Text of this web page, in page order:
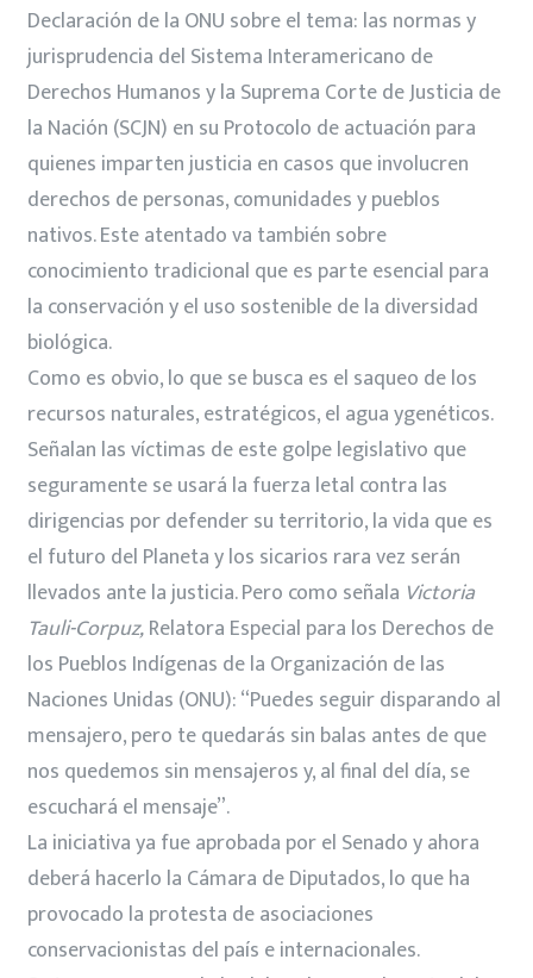
Declaración de la ONU sobre el tema: las normas y
jurisprudencia del Sistema Interamericano de
Derechos Humanos y la Suprema Corte de Justicia de
la Nación (SCJN) en su Protocolo de actuación para
quienes imparten justicia en casos que involucren
derechos de personas, comunidades y pueblos
nativos. Este atentado va también sobre
conocimiento tradicional que es parte esencial para
la conservación y el uso sostenible de la diversidad
biológica.
Como es obvio, lo que se busca es el saqueo de los
recursos naturales, estratégicos, el agua ygenéticos.
Señalan las víctimas de este golpe legislativo que
seguramente se usará la fuerza letal contra las
dirigencias por defender su territorio, la vida que es
el futuro del Planeta y los sicarios rara vez serán
llevados ante la justicia. Pero como señala Victoria
Tauli-Corpuz,Relatora Especial para los Derechos de
los Pueblos Indígenas de la Organización de las
Naciones Unidas (ONU): “Puedes seguir disparando al
mensajero, pero te quedarás sin balas antes de que
nos quedemos sin mensajeros y, al final del día, se
escuchará el mensaje”.
La iniciativa ya fue aprobada por el Senado y ahora
deberá hacerlo la Cámara de Diputados, lo que ha
provocado la protesta de asociaciones
conservacionistas del país e internacionales.